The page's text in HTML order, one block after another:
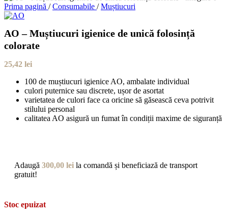
Prima pagină / Consumabile / Muștiucuri
AO – Muștiucuri igienice de unică folosință
colorate
25,42 lei
100 de muștiucuri igienice AO, ambalate individual
culori puternice sau discrete, ușor de asortat
varietatea de culori face ca oricine să găsească ceva potrivit
stilului personal
calitatea AO asigură un fumat în condiții maxime de siguranță
Adaugă 300,00 lei la comandă și beneficiază de transport
gratuit!
Stoc epuizat